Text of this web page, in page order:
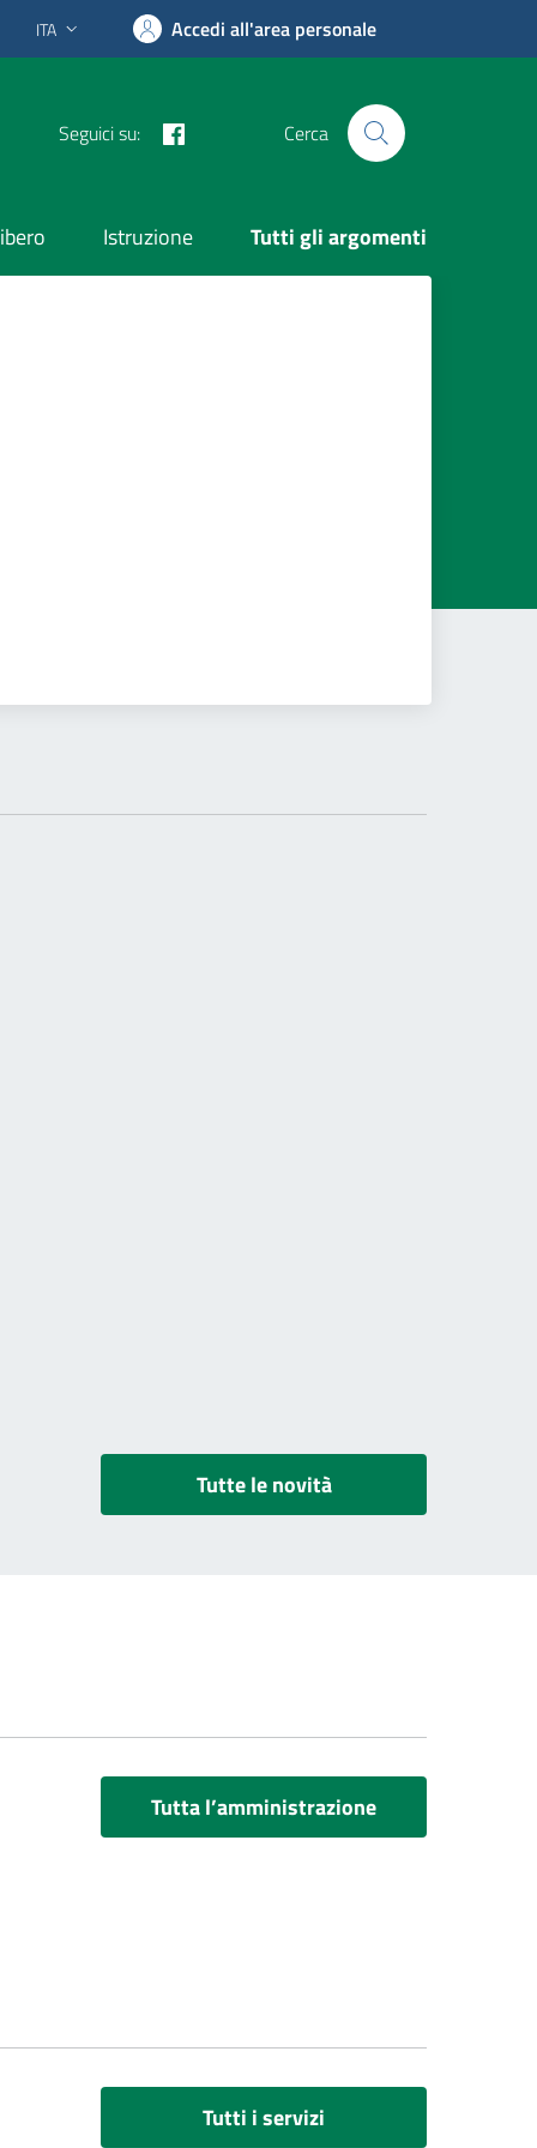
Lingua attiva:
ITA Accedi all'area personale
Seguici su: Cerca
Istruzione Tutti gli argomenti
Tutte le novità
Tutta l’amministrazione
Tutti i servizi